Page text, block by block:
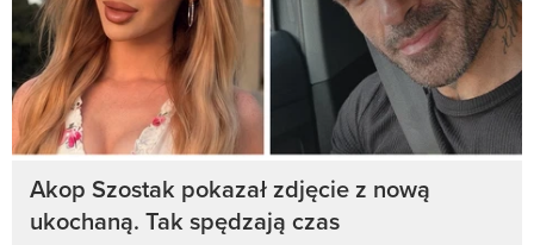
Akop Szostak pokazał zdjęcie z nową
ukochaną. Tak spędzają czas